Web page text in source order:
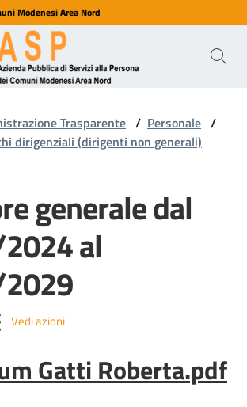
Modenesi Area Nord
Trasparente / Personale /
dirigenziali (dirigenti non generali)
generale dal
al
Vedi azioni
Gatti Roberta.pdf